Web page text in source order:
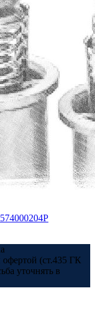
(ст.435 ГК
уточнять в